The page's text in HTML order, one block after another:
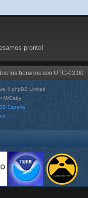
pronto!
los horarios son UTC-03:00
© phpBB Limited
MrGaby
España